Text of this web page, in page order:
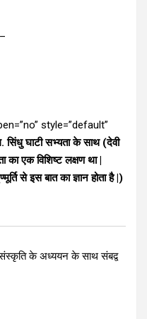
style=”default”
सिंधु घाटी सभ्यता के साथ (देवी
का एक विशिष्ट लक्षण था |
से इस बात का ज्ञान होता है |)
के अध्ययन के साथ संबद्व